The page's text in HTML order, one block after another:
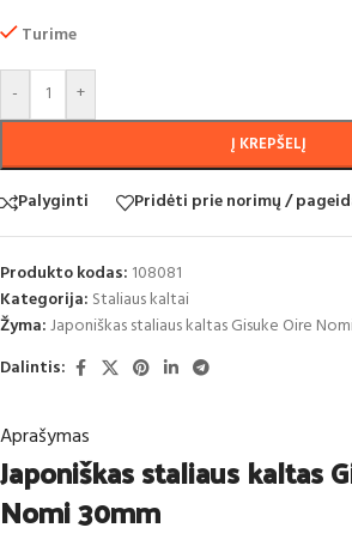
Turime
- +
Į KREPŠELĮ
Palyginti Pridėti prie norimų /
Produkto kodas: 108081
Kategorija: Staliaus kaltai
Žyma:Japoniškas staliaus kaltas Gisuke Oire
Dalintis:
Aprašymas
Japoniškas staliaus kaltas
Nomi 30mm